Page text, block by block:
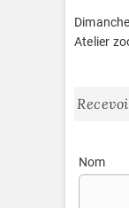
Atelier
Nom